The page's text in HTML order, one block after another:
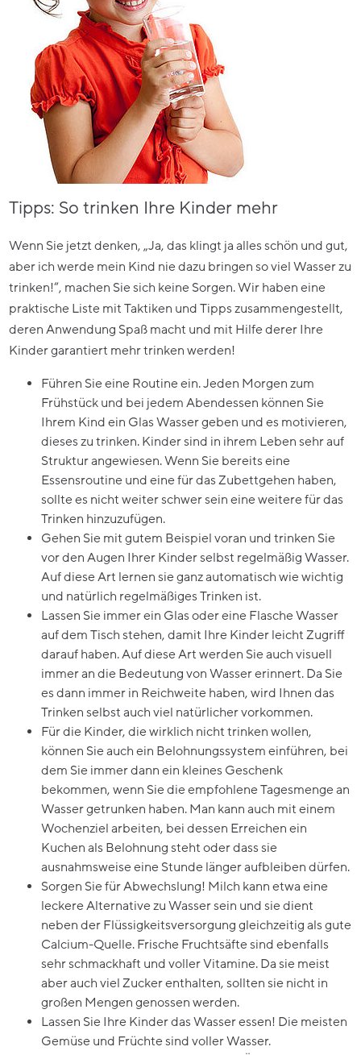
Tipps: So trinken Ihre Kinder mehr
Wenn Sie jetzt denken, „Ja, das klingt ja alles schön und gut,
aber ich werde mein Kind nie dazu bringen so viel Wasser zu
trinken!“, machen Sie sich keine Sorgen. Wir haben eine
praktische Liste mit Taktiken und Tipps zusammengestellt,
deren Anwendung Spaß macht und mit Hilfe derer Ihre
Kinder garantiert mehr trinken werden!
Führen Sie eine Routine ein. Jeden Morgen zum
Frühstück und bei jedem Abendessen können Sie
Ihrem Kind ein Glas Wasser geben und es motivieren,
dieses zu trinken. Kinder sind in ihrem Leben sehr auf
Struktur angewiesen. Wenn Sie bereits eine
Essensroutine und eine für das Zubettgehen haben,
sollte es nicht weiter schwer sein eine weitere für das
Trinken hinzuzufügen.
Gehen Sie mit gutem Beispiel voran und trinken Sie
vor den Augen Ihrer Kinder selbst regelmäßig Wasser.
Auf diese Art lernen sie ganz automatisch wie wichtig
und natürlich regelmäßiges Trinken ist.
Lassen Sie immer ein Glas oder eine Flasche Wasser
auf dem Tisch stehen, damit Ihre Kinder leicht Zugriff
darauf haben. Auf diese Art werden Sie auch visuell
immer an die Bedeutung von Wasser erinnert. Da Sie
es dann immer in Reichweite haben, wird Ihnen das
Trinken selbst auch viel natürlicher vorkommen.
Für die Kinder, die wirklich nicht trinken wollen,
können Sie auch ein Belohnungssystem einführen, bei
dem Sie immer dann ein kleines Geschenk
bekommen, wenn Sie die empfohlene Tagesmenge an
Wasser getrunken haben. Man kann auch mit einem
Wochenziel arbeiten, bei dessen Erreichen ein
Kuchen als Belohnung steht oder dass sie
ausnahmsweise eine Stunde länger aufbleiben dürfen.
Sorgen Sie für Abwechslung! Milch kann etwa eine
leckere Alternative zu Wasser sein und sie dient
neben der Flüssigkeitsversorgung gleichzeitig als gute
Calcium-Quelle. Frische Fruchtsäfte sind ebenfalls
sehr schmackhaft und voller Vitamine. Da sie meist
aber auch viel Zucker enthalten, sollten sie nicht in
großen Mengen genossen werden.
Lassen Sie Ihre Kinder das Wasser essen! Die meisten
Gemüse und Früchte sind voller Wasser.